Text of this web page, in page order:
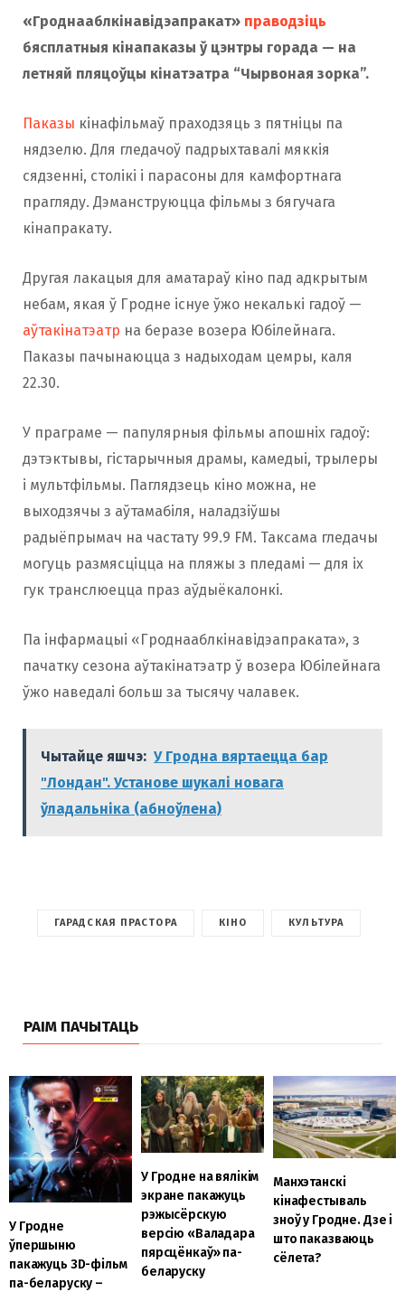
«Гроднааблкінавідэапракат» праводзіць
бясплатныя кінапаказы ў цэнтры горада — на
летняй пляцоўцы кінатэатра “Чырвоная зорка”.
Паказы кінафільмаў праходзяць з пятніцы па
нядзелю. Для гледачоў падрыхтавалі мяккія
сядзенні, столікі і парасоны для камфортнага
прагляду. Дэманструюцца фільмы з бягучага
кінапракату.
Другая лакацыя для аматараў кіно пад адкрытым
небам, якая ў Гродне існуе ўжо некалькі гадоў —
аўтакінатэатр на беразе возера Юбілейнага.
Паказы пачынаюцца з надыходам цемры, каля
22.30.
У праграме — папулярныя фільмы апошніх гадоў:
дэтэктывы, гістарычныя драмы, камедыі, трылеры
і мультфільмы. Паглядзець кіно можна, не
выходзячы з аўтамабіля, наладзіўшы
радыёпрымач на частату 99.9 FM. Таксама гледачы
могуць размясціцца на пляжы з пледамі — для іх
гук транслюецца праз аўдыёкалонкі.
Па інфармацыі «Гроднааблкінавідэапраката», з
пачатку сезона аўтакінатэатр ў возера Юбілейнага
ўжо наведалі больш за тысячу чалавек.
Чытайце яшчэ: У Гродна вяртаецца бар
"Лондан". Установе шукалі новага
ўладальніка (абноўлена)
ГАРАДСКАЯ ПРАСТОРА КІНО КУЛЬТУРА
РАІМ ПАЧЫТАЦЬ
У Гродне
ўпершыню
пакажуць 3D-фільм
па-беларуску –
У Гродне на вялікім
экране пакажуць
рэжысёрскую
версію «Валадара
пярсцёнкаў» па-
беларуску
Манхэтанскі
кінафестываль
зноў у Гродне. Дзе і
што паказваюць
сёлета?